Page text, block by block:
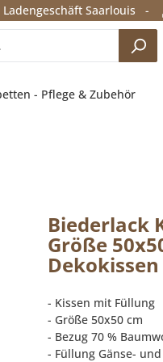
Ladengeschäft Saarlouis -
- Pflege & Zubehör
Biederlack
Größe
Dekokissen
- Kissen mit Füllung
- Größe 50x50 cm
- Bezug 70 %
- Füllung Gänse-